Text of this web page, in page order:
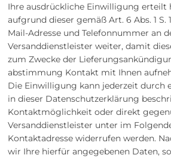
Ihre ausdrückliche Einwilligung erteilt
aufgrund dieser gemäß Art. 6 Abs. 1 S.
Mail-Adresse und Telefonnummer an
Versanddienstleister weiter, damit
zum Zwecke der
abstimmung Kontakt mit Ihnen
Die Einwilligung kann jederzeit durch
in dieser Datenschutzerklärung
Kontaktmöglichkeit oder direkt
Versanddienstleister unter im
Kontaktadresse widerrufen werden.
wir Ihre hierfür angegebenen Daten,